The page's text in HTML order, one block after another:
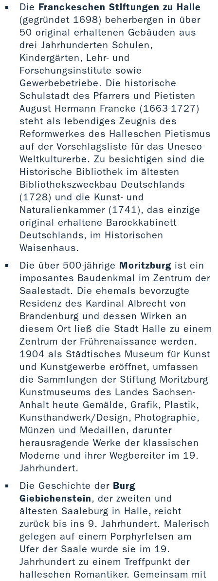
Die Franckeschen Stiftungen zu Halle
(gegründet 1698) beherbergen in über
50 original erhaltenen Gebäuden aus
drei Jahrhunderten Schulen,
Kindergärten, Lehr- und
Forschungsinstitute sowie
Gewerbebetriebe. Die historische
Schulstadt des Pfarrers und Pietisten
August Hermann Francke (1663-1727)
steht als lebendiges Zeugnis des
Reformwerkes des Halleschen Pietismus
auf der Vorschlagsliste für das Unesco-
Weltkulturerbe. Zu besichtigen sind die
Historische Bibliothek im ältesten
Bibliothekszweckbau Deutschlands
(1728) und die Kunst- und
Naturalienkammer (1741), das einzige
original erhaltene Barockkabinett
Deutschlands, im Historischen
Waisenhaus.
Die über 500-jährige Moritzburg ist ein
imposantes Baudenkmal im Zentrum der
Saalestadt. Die ehemals bevorzugte
Residenz des Kardinal Albrecht von
Brandenburg und dessen Wirken an
diesem Ort ließ die Stadt Halle zu einem
Zentrum der Frührenaissance werden.
1904 als Städtisches Museum für Kunst
und Kunstgewerbe eröffnet, umfassen
die Sammlungen der Stiftung Moritzburg
Kunstmuseums des Landes Sachsen-
Anhalt heute Gemälde, Grafik, Plastik,
Kunsthandwerk/Design, Photographie,
Münzen und Medaillen, darunter
herausragende Werke der klassischen
Moderne und ihrer Wegbereiter im 19.
Jahrhundert.
Die Geschichte der Burg
Giebichenstein, der zweiten und
ältesten Saaleburg in Halle, reicht
zurück bis ins 9. Jahrhundert. Malerisch
gelegen auf einem Porphyrfelsen am
Ufer der Saale wurde sie im 19.
Jahrhundert zu einem Treffpunkt der
halleschen Romantiker. Gemeinsam mit